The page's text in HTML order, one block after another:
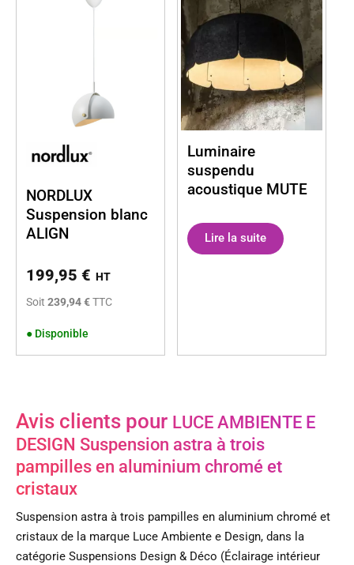
NORDLUX
Suspension blanc
ALIGN
199,95 € HT
Soit 239,94 €TTC
● Disponible
Luminaire
suspendu
acoustique MUTE
Lire la suite
Avis clients pour LUCE AMBIENTE E
DESIGN Suspension astra à trois
pampilles en aluminium chromé et
cristaux
Suspension astra à trois pampilles en aluminium chromé et
cristaux de la marque Luce Ambiente e Design, dans la
catégorie Suspensions Design & Déco (Éclairage intérieur